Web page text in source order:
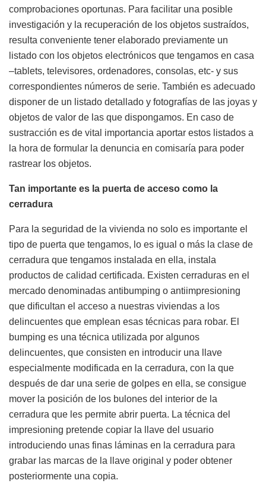
comprobaciones oportunas. Para facilitar una posible
investigación y la recuperación de los objetos sustraídos,
resulta conveniente tener elaborado previamente un
listado con los objetos electrónicos que tengamos en casa
–tablets, televisores, ordenadores, consolas, etc- y sus
correspondientes números de serie. También es adecuado
disponer de un listado detallado y fotografías de las joyas y
objetos de valor de las que dispongamos. En caso de
sustracción es de vital importancia aportar estos listados a
la hora de formular la denuncia en comisaría para poder
rastrear los objetos.
Tan importante es la puerta de acceso como la
cerradura
Para la seguridad de la vivienda no solo es importante el
tipo de puerta que tengamos, lo es igual o más la clase de
cerradura que tengamos instalada en ella, instala
productos de calidad certificada. Existen cerraduras en el
mercado denominadas antibumping o antiimpresioning
que dificultan el acceso a nuestras viviendas a los
delincuentes que emplean esas técnicas para robar. El
bumping es una técnica utilizada por algunos
delincuentes, que consisten en introducir una llave
especialmente modificada en la cerradura, con la que
después de dar una serie de golpes en ella, se consigue
mover la posición de los bulones del interior de la
cerradura que les permite abrir puerta. La técnica del
impresioning pretende copiar la llave del usuario
introduciendo unas finas láminas en la cerradura para
grabar las marcas de la llave original y poder obtener
posteriormente una copia.